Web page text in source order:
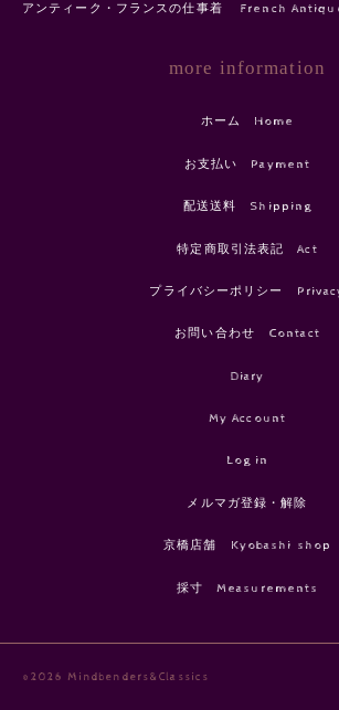
アンティーク・フランスの仕事着 French
more information
ホーム Home
お支払い Payment
配送送料 Shipping
特定商取引法表記 Act
プライバシーポリシー
お問い合わせ Contact
Diary
My Account
Log in
メルマガ登録・解除
京橋店舗 Kyobashi shop
採寸 Measurements
©2026 Mindbenders&Classics